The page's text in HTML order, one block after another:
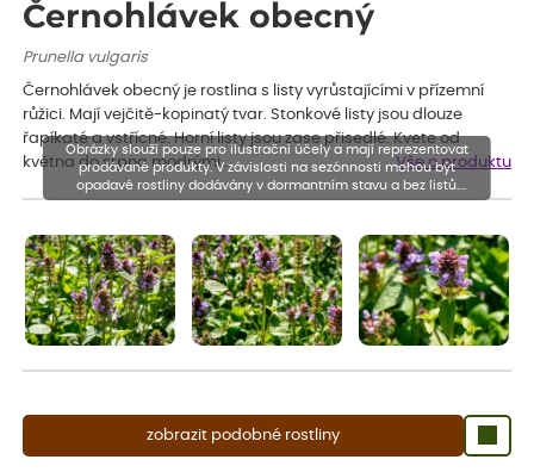
Černohlávek obecný
Prunella vulgaris
Černohlávek obecný je rostlina s listy vyrůstajícími v přízemní
růžici. Mají vejčitě-kopinatý tvar. Stonkové listy jsou dlouze
řapíkaté a vstřícné. Horní listy jsou zase přisedlé. Kvete od
května do srpna modrými…
Vše o produktu
zobrazit podobné rostliny
Obrázky slouží pouze pro ilustrační účely a mají reprezentovat
prodávané produkty. V závislosti na sezónnosti mohou být
opadavé rostliny dodávány v dormantním stavu a bez listů.
Rostliny mohou být také sestřiženy níže, než je uvedená výška,